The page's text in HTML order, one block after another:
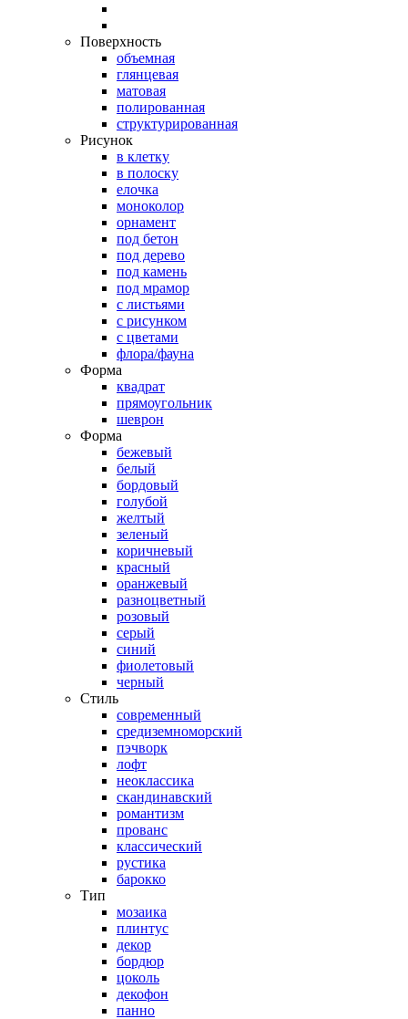
Поверхность
объемная
глянцевая
матовая
полированная
структурированная
Рисунок
в клетку
в полоску
елочка
моноколор
орнамент
под бетон
под дерево
под камень
под мрамор
с листьями
с рисунком
с цветами
флора/фауна
Форма
квадрат
прямоугольник
шеврон
Форма
бежевый
белый
бордовый
голубой
желтый
зеленый
коричневый
красный
оранжевый
разноцветный
розовый
серый
синий
фиолетовый
черный
Стиль
современный
средиземноморский
пэчворк
лофт
неоклассика
скандинавский
романтизм
прованс
классический
рустика
барокко
Тип
мозаика
плинтус
декор
бордюр
цоколь
декофон
панно